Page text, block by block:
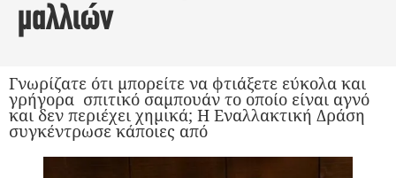
μαλλιών
Γνωρίζατε ότι μπορείτε να φτιάξετε εύκολα και
γρήγορα σπιτικό σαμπουάν το οποίο είναι αγνό
και δεν περιέχει χημικά; Η Εναλλακτική Δράση
συγκέντρωσε κάποιες από